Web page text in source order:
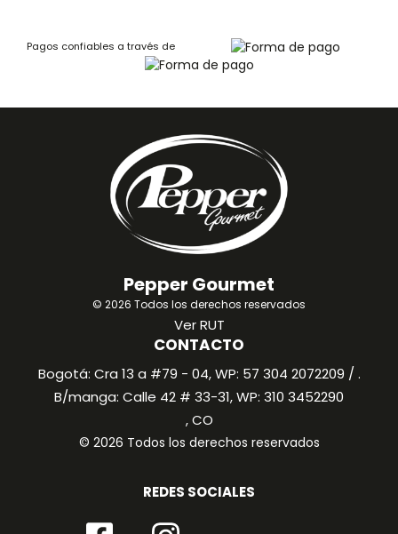
Pagos confiables a través de
Pepper Gourmet
© 2026 Todos los derechos reservados
Ver RUT
CONTACTO
Bogotá: Cra 13 a #79 - 04, WP: 57 304 2072209 / .
B/manga: Calle 42 # 33-31, WP: 310 3452290
, CO
© 2026 Todos los derechos reservados
REDES SOCIALES